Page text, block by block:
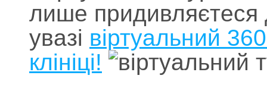
лише придивляєтеся
увазі віртуальний
клініці!